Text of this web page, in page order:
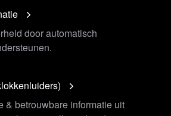
door automatisch
& betrouwbare informatie uit